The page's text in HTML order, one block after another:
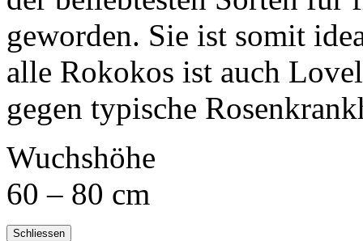
geworden. Sie ist somit
alle Rokokos ist auch
gegen typische
Wuchshöhe
60 – 80 cm
Schliessen